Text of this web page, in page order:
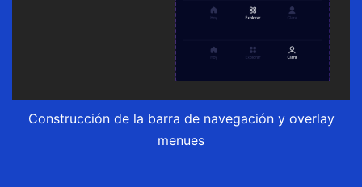
Construcción de la barra de navegación y overlay
menues